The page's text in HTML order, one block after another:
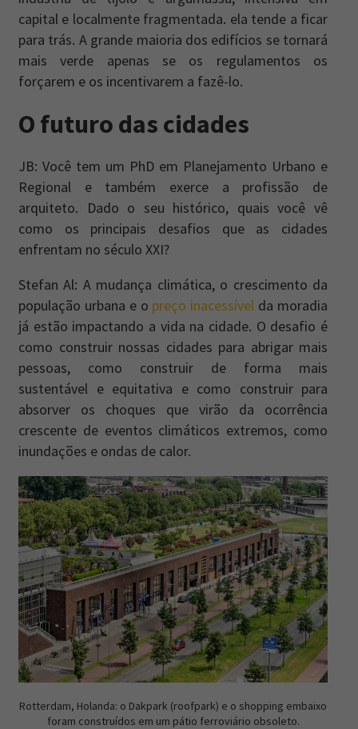
capital e localmente fragmentada. ela tende a ficar
para trás. A grande maioria dos edifícios se tornará
mais verde apenas se os regulamentos os
forçarem e os incentivarem a fazê-lo.
O futuro das cidades
JB: Você tem um PhD em Planejamento Urbano e
Regional e também exerce a profissão de
arquiteto. Dado o seu histórico, quais você vê
como os principais desafios que as cidades
enfrentam no século XXI?
Stefan Al: A mudança climática, o crescimento da
população urbana e o preço inacessível da moradia
já estão impactando a vida na cidade. O desafio é
como construir nossas cidades para abrigar mais
pessoas, como construir de forma mais
sustentável e equitativa e como construir para
absorver os choques que virão da ocorrência
crescente de eventos climáticos extremos, como
inundações e ondas de calor.
Rotterdam, Holanda: o Dakpark (roofpark) e o shopping embaixo
foram construídos em um pátio ferroviário obsoleto.